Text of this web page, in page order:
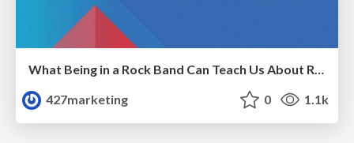
427marketing
0 1.1k